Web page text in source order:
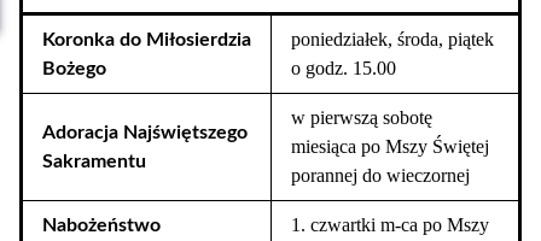
Koronka do Miłosierdzia
Bożego
poniedziałek, środa, piątek
o godz. 15.00
Adoracja Najświętszego
Sakramentu
w pierwszą sobotę
miesiąca po Mszy Świętej
porannej do wieczornej
Nabożeństwo
1. czwartki m-ca po Mszy